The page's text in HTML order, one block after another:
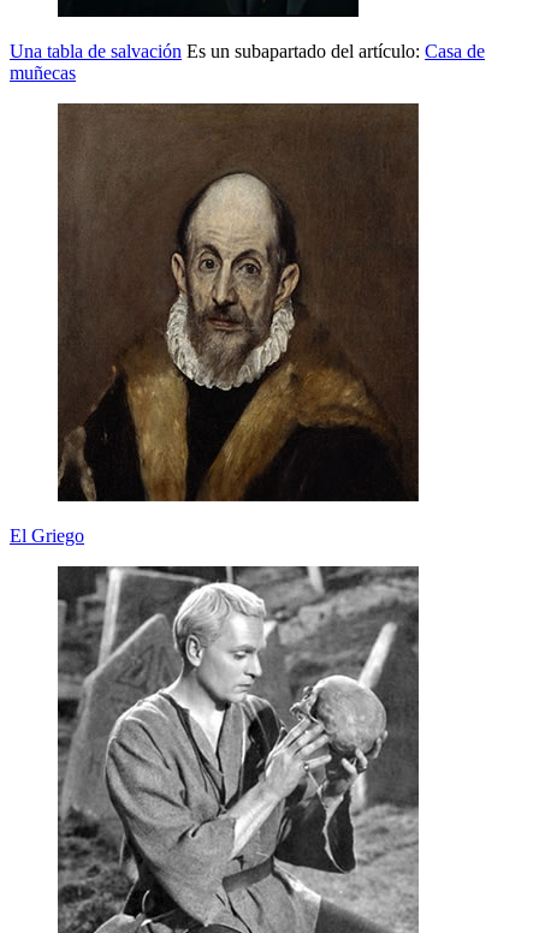
Una tabla de salvación Es un subapartado del artículo: Casa de
muñecas
El Griego